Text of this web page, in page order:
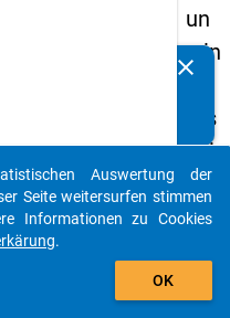
un
g in
uts
chl
an
d
clear
auto_stories
add_shopping_cart
Auswertung der
Seite weitersurfen stimmen
Informationen zu Cookies
.
OK